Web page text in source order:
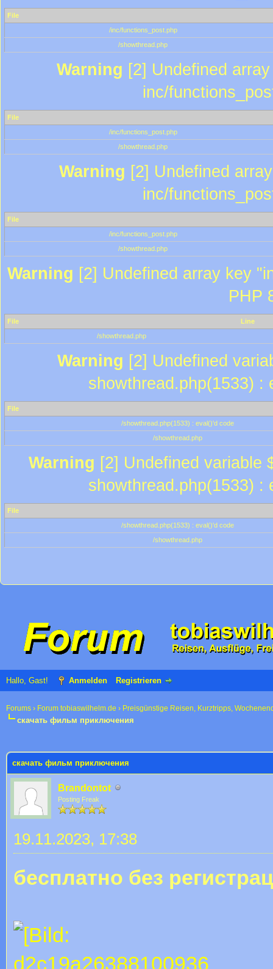
File
/inc/functions_post.php
/showthread.php
Warning [2] Undefined
inc/
File
/inc/functions_post.php
/showthread.php
Warning [2] Undefined
inc/
File
/inc/functions_post.php
/showthread.php
Warning [2] Undefined array key
PHP
File
Line
/showthread.php
Warning [2] Undefined
showthread.php(1533) :
File
/showthread.php(1533) : eval()'d code
/showthread.php
Warning [2] Undefined variable
showthread.php(1533) :
File
/showthread.php(1533) : eval()'d code
/showthread.php
Hallo, Gast! Anmelden Registrieren
Forums › Forum tobiaswilhelm.de › Preisgünstige Reisen, Kurztripps,
скачать фильм приключения
скачать фильм приключения
Brandontot
Posting Freak
19.11.2023, 17:38
бесплатно без